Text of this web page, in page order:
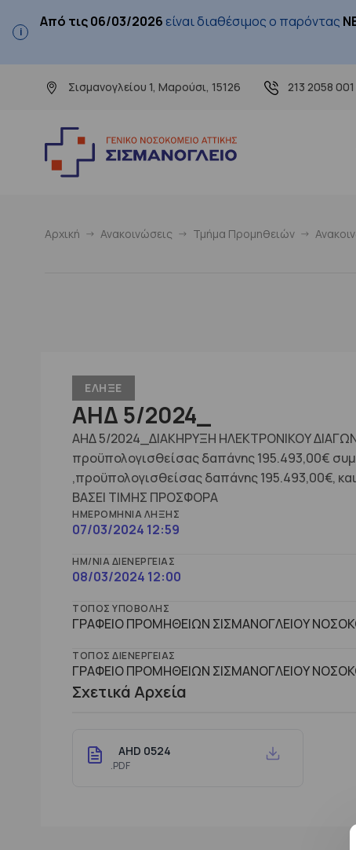
Από τις 06/03/2026 είναι διαθέσιμος ο παρόντας
Σισμανογλείου 1, Μαρούσι, 15126 213 2058 001
Αρχική Ανακοινώσεις Τμήμα Προμηθειών
ΕΛΗΞΕ
ΑΗΔ 5/2024_
ΑΗΔ 5/2024_ΔΙΑΚΗΡΥΞΗ ΗΛΕΚΤΡΟΝΙΚΟΥ
προϋπολογισθείσας δαπάνης 195.493,00€
,προϋπολογισθείσας δαπάνης 195.493,00€,
ΒΑΣΕΙ ΤΙΜΗΣ ΠΡΟΣΦΟΡΑ
ΗΜΕΡΟΜΗΝΊΑ ΛΉΞΗΣ
07/03/2024 12:59
ΗΜ/ΝΊΑ ΔΙΕΝΈΡΓΕΙΑΣ
08/03/2024 12:00
ΤΌΠΟΣ ΥΠΟΒΟΛΉΣ
ΓΡΑΦΕΙΟ ΠΡΟΜΗΘΕΙΩΝ ΣΙΣΜΑΝΟΓΛΕΙΟΥ
ΤΌΠΟΣ ΔΙΕΝΈΡΓΕΙΑΣ
ΓΡΑΦΕΙΟ ΠΡΟΜΗΘΕΙΩΝ ΣΙΣΜΑΝΟΓΛΕΙΟΥ
Σχετικά Αρχεία
AHD 0524
.PDF